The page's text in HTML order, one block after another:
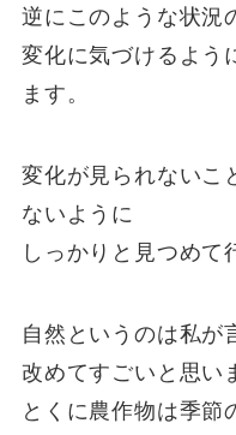
逆にこのような状況
変化に気づけるよう
ます。
変化が見られないこ
ないように
しっかりと見つめて
自然というのは私が
改めてすごいと思い
とくに農作物は季節